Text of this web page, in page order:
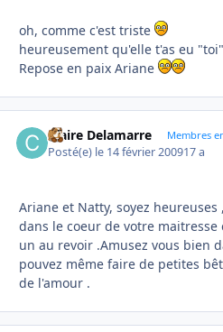
oh, comme c'est triste
heureusement qu'elle t'as eu "toi"
Repose en paix Ariane
Claire Delamarre Membres
Posté(e) le 14 février 200917 a
Ariane et Natty, soyez
dans le coeur de votre maitresse
un au revoir .Amusez vous bien
pouvez même faire de petites
de l'amour .